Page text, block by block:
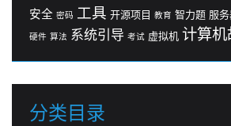
安全 密码 工具 开源项目 教育 智力题 服
硬件 算法 系统引导 考试 虚拟机 计算
分类目录